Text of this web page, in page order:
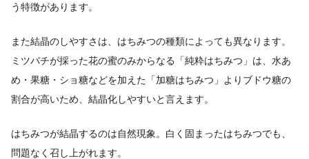
う特徴があります。
また結晶のしやすさは、はちみつの種類によっても異なります。
ミツバチが採った花の蜜のみからなる「純粋はちみつ」は、水あ
め・果糖・ショ糖などを加えた「加糖はちみつ」よりブドウ糖の
割合が高いため、結晶化しやすいと言えます。
はちみつが結晶するのは自然現象。白く固まったはちみつでも、
問題なく召し上がれます。